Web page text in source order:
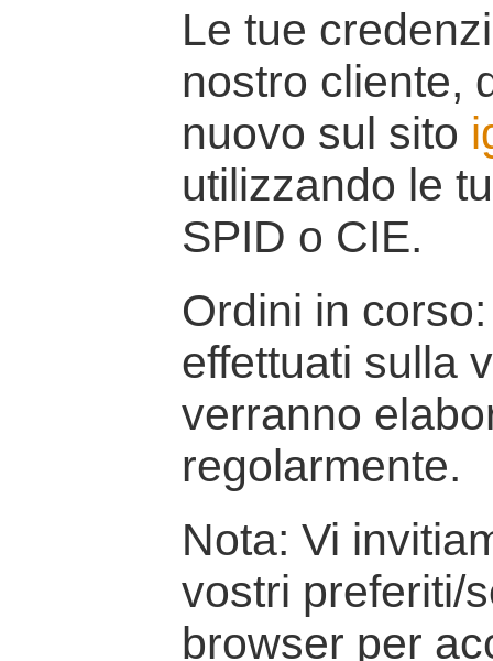
Le tue
nostro cliente,
nuovo sul sito
utilizzando le
SPID o CIE.
Ordini in
effettuati sulla
verranno
regolarmente.
Nota: Vi
vostri preferiti/
browser per